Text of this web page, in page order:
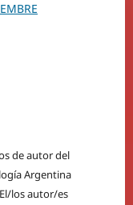
de autor del
Argentina
los autor/es